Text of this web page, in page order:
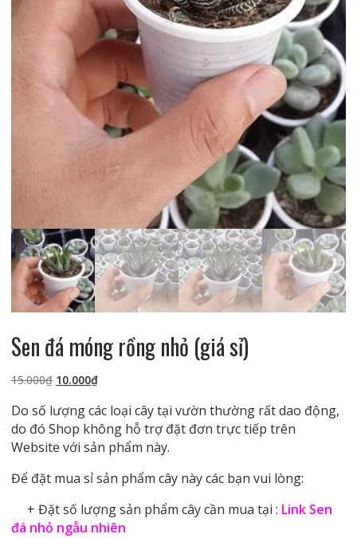
Sen đá móng rồng nhỏ (giá sỉ)
15.000₫ Giá
là:
15.000₫.
10.000₫Giá
tại
là:
10.000₫.
Do số lượng các loại cây tại vườn thường rất dao động,
do đó Shop không hỗ trợ đặt đơn trực tiếp trên
Website với sản phẩm này.
Để đặt mua sỉ sản phẩm cây này các bạn vui lòng:
+ Đặt số lượng sản phẩm cây cần mua tại : Link Sen
đá nhỏ ngẫu nhiên